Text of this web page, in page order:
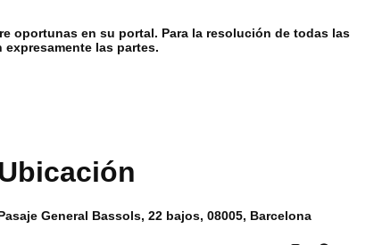
oportunas en su portal. Para la resolución de todas las
las partes.
Ubicación
General Bassols, 22 bajos, 08005, Barcelona